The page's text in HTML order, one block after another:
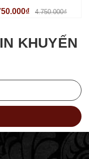
Mạ Vàng Size 34mm
4.750.000₫
KHUYẾN